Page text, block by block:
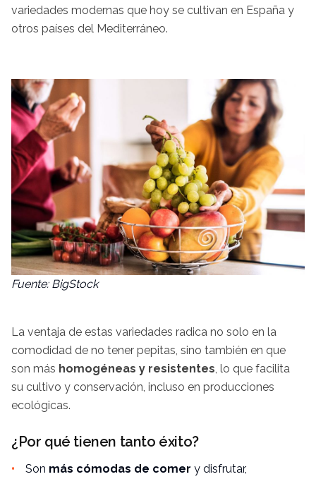
variedades modernas que hoy se cultivan en España y
otros países del Mediterráneo.
Fuente: BigStock
La ventaja de estas variedades radica no solo en la
comodidad de no tener pepitas, sino también en que
son más homogéneas y resistentes, lo que facilita
su cultivo y conservación, incluso en producciones
ecológicas.
¿Por qué tienen tanto éxito?
Son más cómodas de comer y disfrutar,